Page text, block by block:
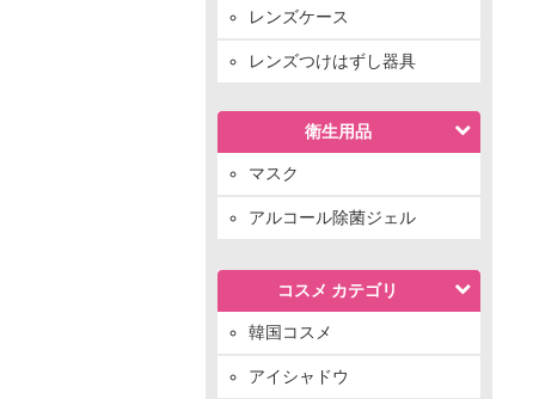
レンズケース
レンズつけはずし器具
衛生用品
マスク
アルコール除菌ジェル
コスメ カテゴリ
韓国コスメ
アイシャドウ